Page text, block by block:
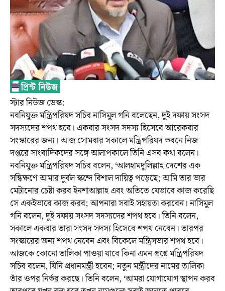
স্টার নিউজ ডেস্ক:
নবনিযুক্ত মন্ত্রিপরিষদ সচিব নাসিমুল গনি বলেছেন, দুই দফায় সংসদ
সদস্যদের শপথ হবে। একবার সংসদ সদস্য হিসেবে আরেকবার
সংস্কারের জন্য। আজ সোমবার সকালে মন্ত্রিপরিষদ ভবনে নিজ
দপ্তরে সাংবাদিকদের সঙ্গে আলাপকালে তিনি এসব কথা বলেন।
নবনিযুক্ত মন্ত্রিপরিষদ সচিব বলেন, ‘আলহামদুলিল্লাহ দেশের এক
সন্ধিক্ষণে আমার দুর্বল স্কন্দে বিশাল দায়িত্ব পড়েছে; আমি তার ভার
মেটানোর চেষ্টা করব ইনশাআল্লাহ এবং অতিতে যেভাবে কাজ করেছি
সে একইভাবে কাজ করব; আপনারা সবাই সহায়তা করবেন। নাসিমুল
গনি বলেন, দুই দফায় সংসদ সদস্যদের শপথ হবে। তিনি বলেন,
সকালে একবার তারা সংসদ সদস্য হিসেবে শপথ নেবেন। তারপর
সংস্কারের জন্য শপথ নেবেন এবং বিকেলে মন্ত্রিসভার শপথ হবে।
আজকে কোনো তালিকা পাওয়া যাবে কিনা এমন প্রশ্নে মন্ত্রিপরিষদ
সচিব বলেন, যিনি প্রধানমন্ত্রী হবেন; নতুন মন্ত্রীদের নামের তালিকা
তাঁর ওপর নির্ভর করছে। তিনি বলেন, ‘আমরা যোগাযোগ স্থাপন করব